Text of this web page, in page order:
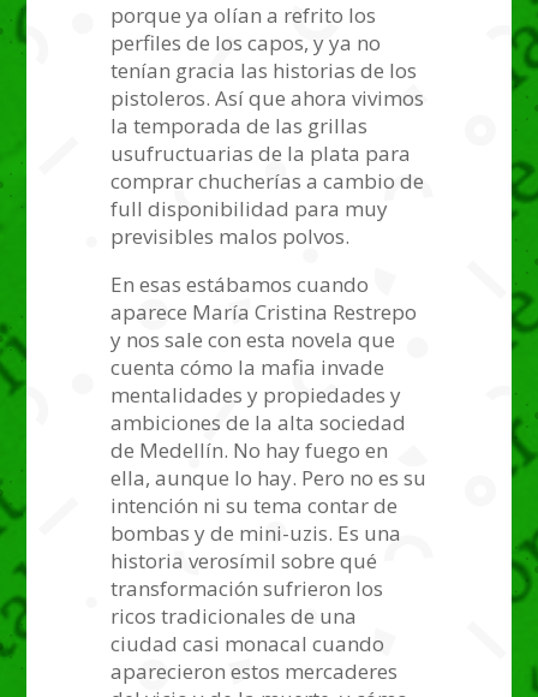
porque ya olían a refrito los
perfiles de los capos, y ya no
tenían gracia las historias de los
pistoleros. Así que ahora vivimos
la temporada de las grillas
usufructuarias de la plata para
comprar chucherías a cambio de
full disponibilidad para muy
previsibles malos polvos.
En esas estábamos cuando
aparece María Cristina Restrepo
y nos sale con esta novela que
cuenta cómo la mafia invade
mentalidades y propiedades y
ambiciones de la alta sociedad
de Medellín. No hay fuego en
ella, aunque lo hay. Pero no es su
intención ni su tema contar de
bombas y de mini-uzis. Es una
historia verosímil sobre qué
transformación sufrieron los
ricos tradicionales de una
ciudad casi monacal cuando
aparecieron estos mercaderes